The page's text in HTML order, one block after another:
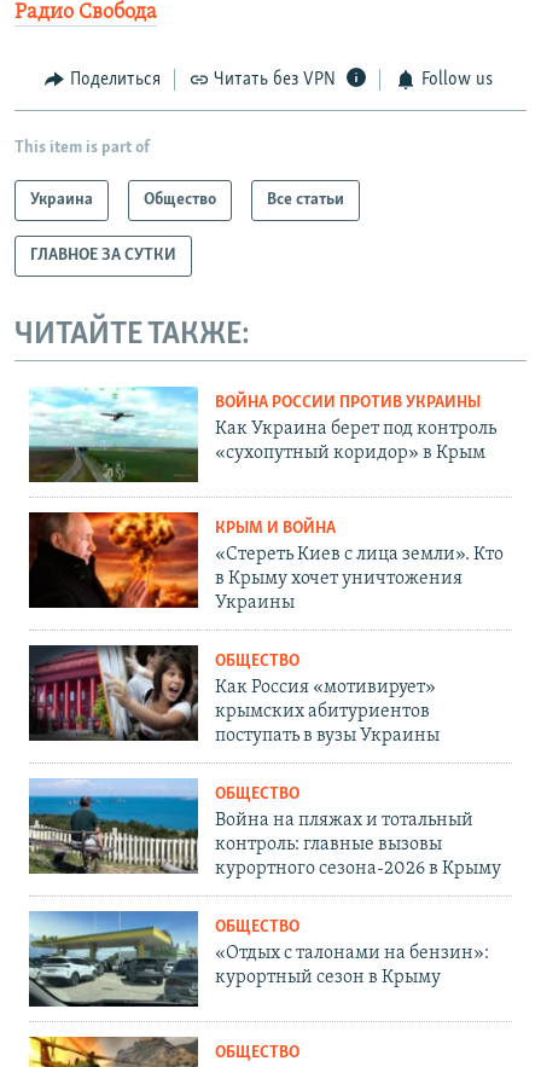
Радио Свобода
Поделиться Читать без VPN Follow us
This item is part of
Украина Общество Все статьи
ГЛАВНОЕ ЗА СУТКИ
ЧИТАЙТЕ ТАКЖЕ:
ВОЙНА РОССИИ ПРОТИВ УКРАИНЫ
Как Украина берет под контроль
«сухопутный коридор» в Крым
КРЫМ И ВОЙНА
«Стереть Киев с лица земли». Кто
в Крыму хочет уничтожения
Украины
ОБЩЕСТВО
Как Россия «мотивирует»
крымских абитуриентов
поступать в вузы Украины
ОБЩЕСТВО
Война на пляжах и тотальный
контроль: главные вызовы
курортного сезона-2026 в Крыму
ОБЩЕСТВО
«Отдых с талонами на бензин»:
курортный сезон в Крыму
ОБЩЕСТВО